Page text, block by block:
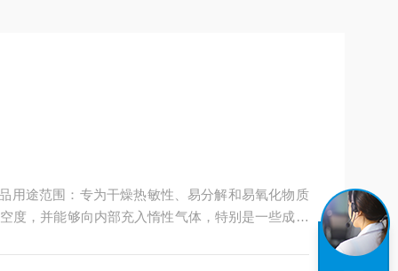
用途范围：专为干燥热敏性、易分解和易氧化物质
度，并能够向内部充入惰性气体，特别是一些成分